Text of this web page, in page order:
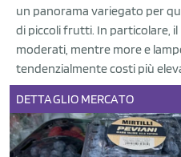
un panorama variegato per
di piccoli frutti. In particolare,
moderati, mentre more e
tendenzialmente costi più
DETTAGLIO MERCATO